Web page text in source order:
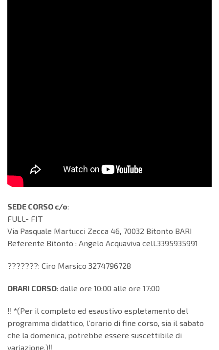
SEDE CORSO c/o:
FULL- FIT
Via Pasquale Martucci Zecca 46, 70032 Bitonto BARI
Referente Bitonto : Angelo Acquaviva cell.3395935991
???????: Ciro Marsico 3274796728
ORARI CORSO: dalle ore 10:00 alle ore 17:00
‼️ *(Per il completo ed esaustivo espletamento del
programma didattico, l’orario di fine corso, sia il sabato
che la domenica, potrebbe essere suscettibile di
variazione.)‼️